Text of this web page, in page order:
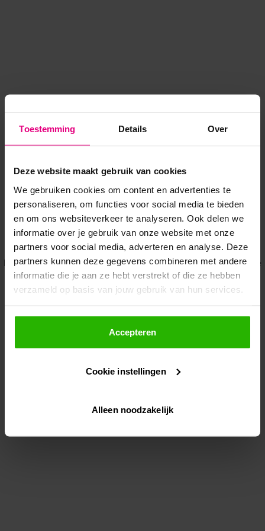
Toestemming Details Over
Deze website maakt gebruik van cookies
We gebruiken cookies om content en advertenties te
personaliseren, om functies voor social media te bieden
en om ons websiteverkeer te analyseren. Ook delen we
informatie over je gebruik van onze website met onze
partners voor social media, adverteren en analyse. Deze
partners kunnen deze gegevens combineren met andere
informatie die je aan ze hebt verstrekt of die ze hebben
verzameld op basis van jouw gebruik van hun services.
Als je op "Accepteer" klikt, dan geef je Voordeeluitjes.nl
toestemming om cookies voor social media en
gepersonaliseerde advertenties te plaatsen.
Lees hier meer over in onsprivacybeleid
Via "Cookie instellingen" kun je ook zelf instellen welke
Accepteren
Cookie instellingen
Alleen noodzakelijk
Application error: a client-side exception has occurred while
loadingwww.voordeeluitjes.nl (see the browser console for more
information).